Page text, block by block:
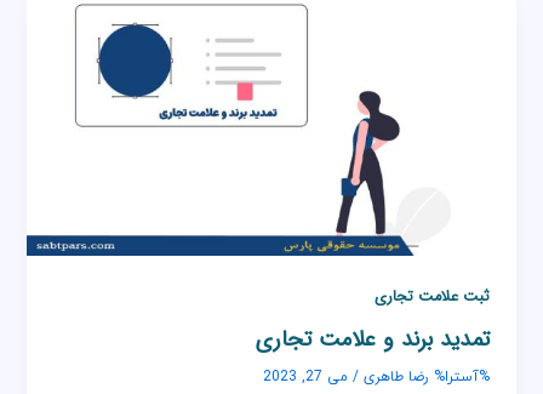
ثبت علامت تجاری
تمدید برند و علامت تجاری
%آسترا% رضا طاهری/ می 27, 2023